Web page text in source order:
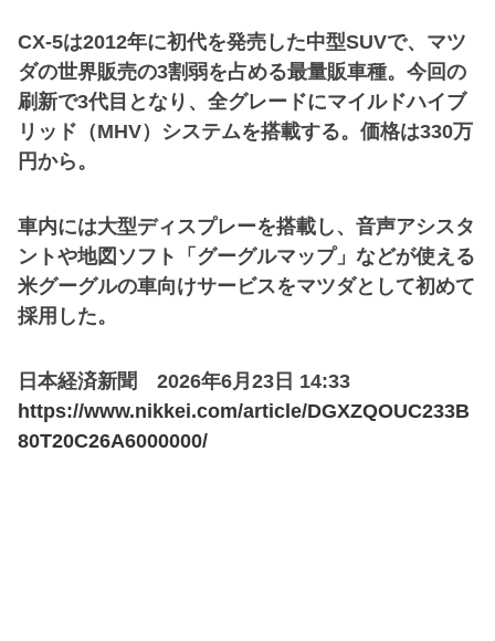
CX-5は2012年に初代を発売した中型SUVで、マツ
ダの世界販売の3割弱を占める最量販車種。今回の
刷新で3代目となり、全グレードにマイルドハイブ
リッド（MHV）システムを搭載する。価格は330万
円から。
車内には大型ディスプレーを搭載し、音声アシスタ
ントや地図ソフト「グーグルマップ」などが使える
米グーグルの車向けサービスをマツダとして初めて
採用した。
日本経済新聞 2026年6月23日 14:33
https://www.nikkei.com/article/DGXZQOUC233B
80T20C26A6000000/